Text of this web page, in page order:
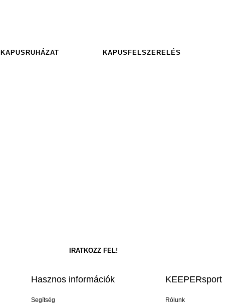
KAPUSRUHÁZAT KAPUSFELSZERELÉS
Hasznos információk
Segítség
KEEPERsport
Rólunk